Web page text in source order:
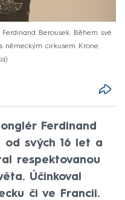
Berousek. Během své
německým cirkusem Krone.
Ferdinand
od svých 16 let a
respektovanou
Účinkoval
či ve Francii.